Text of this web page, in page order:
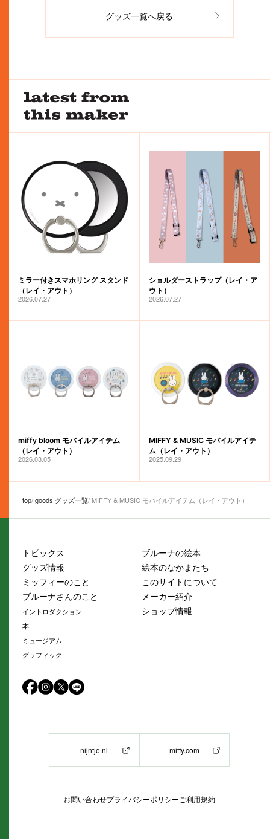
グッズ一覧へ戻る
ミラー付きスマホリング スタンド
（レイ・アウト）
2026.07.27
ショルダーストラップ（レイ・ア
ウト）
2026.07.27
miffy bloom モバイルアイテム
（レイ・アウト）
2026.03.05
MIFFY & MUSIC モバイルアイテ
ム（レイ・アウト）
2025.09.29
top goods グッズ一覧 MIFFY & MUSIC モバイルアイテム（レイ・アウト）
トピックス
グッズ情報
ミッフィーのこと
ブルーナさんのこと
イントロダクション
本
ミュージアム
グラフィック
ブルーナの絵本
絵本のなかまたち
このサイトについて
メーカー紹介
ショップ情報
nijntje.nl miffy.com
お問い合わせプライバシーポリシーご利用規約